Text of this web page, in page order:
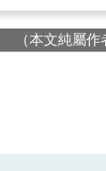
（本文純屬